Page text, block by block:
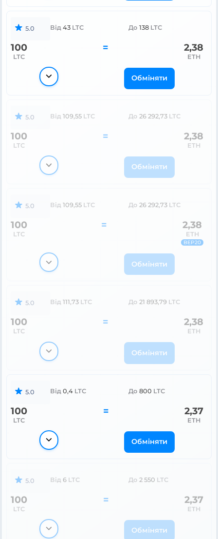
5.0 Від 43 LTC До 138 LTC
100
LTC
= 2,38
ETH
Обміняти
5.0 Від 109,55 LTC До 26 292,73 LTC
100
LTC
= 2,38
ETH
Обміняти
5.0 Від 109,55 LTC До 26 292,73 LTC
100
LTC
= 2,38
ETH
BEP20
Обміняти
5.0 Від 111,73 LTC До 21 893,79 LTC
100
LTC
= 2,38
ETH
Обміняти
5.0 Від 0,4 LTC До 800 LTC
100
LTC
= 2,37
ETH
Обміняти
5.0 Від 6 LTC До 2 550 LTC
100
LTC
= 2,37
ETH
Обміняти